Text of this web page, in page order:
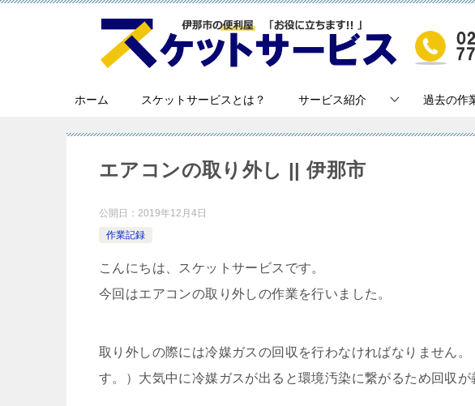
ホーム スケットサービスとは？ サービス紹介 過去の作
エアコンの取り外し || 伊那市
公開日： 2019年12月4日
作業記録
こんにちは、スケットサービスです。
今回はエアコンの取り外しの作業を行いました。
取り外しの際には冷媒ガスの回収を行わなければなりません
す。）大気中に冷媒ガスが出ると環境汚染に繋がるため回収が